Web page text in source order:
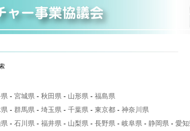
- 宮城県 - 秋田県 - 山形県 - 福島県
- 群馬県 - 埼玉県 - 千葉県 - 東京都 - 神奈川県
- 石川県 - 福井県 - 山梨県 - 長野県 - 岐阜県 - 静岡県 - 愛知